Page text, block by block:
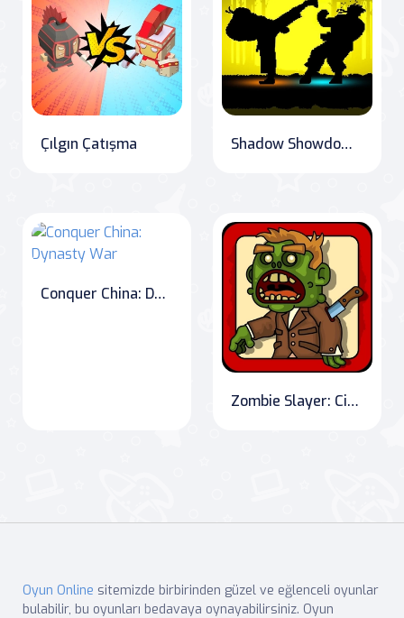
Çılgın Çatışma Shadow Showdown: Fists and Fury
Conquer China: Dynasty War
Zombie Slayer: City of the Undead
Oyun Online sitemizde birbirinden güzel ve eğlenceli oyunlar
bulabilir, bu oyunları bedavaya oynayabilirsiniz. Oyun